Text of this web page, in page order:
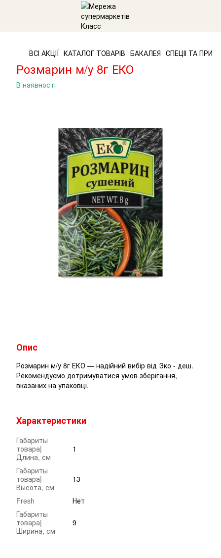
ВСІ АКЦІЇ КАТАЛОГ ТОВАРІВ БАКАЛЕЯ СПЕЦІІ ТА
Розмарин м/у 8г ЕКО
В наявності
Опис
Розмарин м/у 8г ЕКО — надійний вибір від Эко - деш.
Рекомендуємо дотримуватися умов зберігання,
вказаних на упаковці.
Характеристики
Габариты
товара|
Длина, см
1
Габариты
товара|
Высота, см
13
Fresh
Нет
Габариты
товара|
Ширина, см
9